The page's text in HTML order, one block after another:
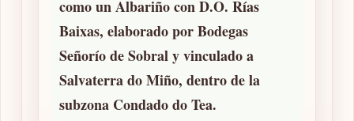
como unAlbariño con D.O. Rías
Baixas, elaborado porBodegas
Señorío de Sobraly vinculado a
Salvaterra do Miño, dentro de la
subzona Condado do Tea.